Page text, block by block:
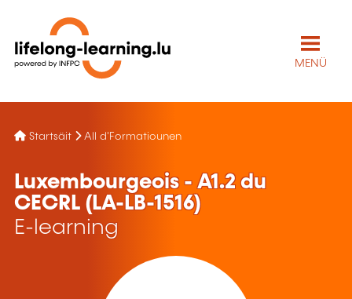
MENÜ
Startsäit All d'Formatiounen
Luxembourgeois - A1.2 du
CECRL (LA-LB-1516)
E-learning